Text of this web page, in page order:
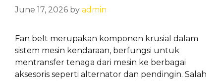
June 17, 2026 by admin
Fan belt merupakan komponen krusial dalam
sistem mesin kendaraan, berfungsi untuk
mentransfer tenaga dari mesin ke berbagai
aksesoris seperti alternator dan pendingin. Salah